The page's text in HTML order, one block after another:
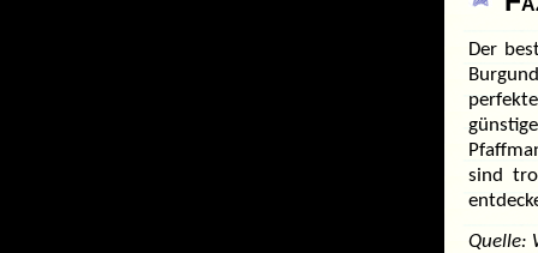
Der
sind
Quelle: